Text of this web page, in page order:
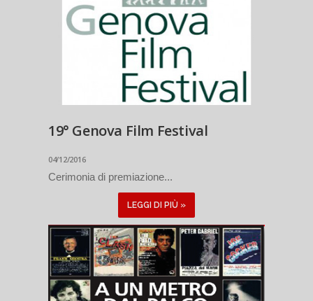
19° Genova Film Festival
04/12/2016
Cerimonia di premiazione...
LEGGI DI PIÙ »